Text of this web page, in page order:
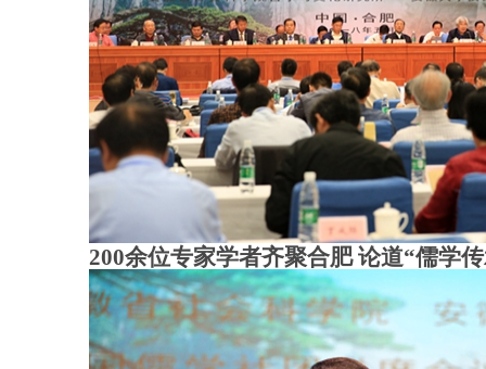
200余位专家学者齐聚合肥 论道“儒学